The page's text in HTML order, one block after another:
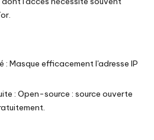
: Masque efficacement l'adresse IP
: Open-source : source ouverte